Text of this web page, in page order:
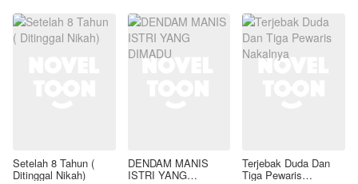
Setelah 8 Tahun (
Ditinggal Nikah)
DENDAM MANIS
ISTRI YANG
Terjebak Duda Dan
Tiga Pewaris